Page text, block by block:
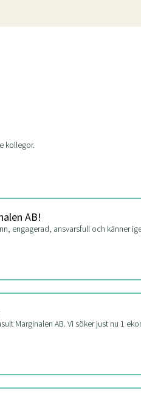
kollegor.
AB!
engagerad, ansvarsfull och känner
Marginalen AB. Vi söker just nu 1